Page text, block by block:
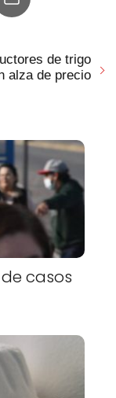
de trigo
alza de precio
casos